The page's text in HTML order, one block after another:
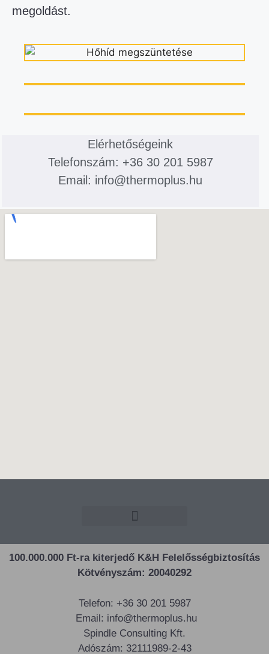
megoldást.
Elérhetőségeink
Telefonszám: +36 30 201 5987
Email: info@thermoplus.hu
100.000.000 Ft-ra kiterjedő K&H Felelősségbiztosítás
Kötvényszám: 20040292
Telefon: +36 30 201 5987
Email: info@thermoplus.hu
Spindle Consulting Kft.
Adószám: 32111989-2-43